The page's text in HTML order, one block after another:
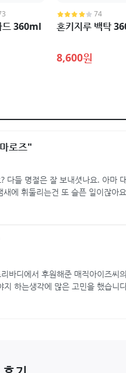
드 360ml
74
혼키지루 백탁
8,600원
로즈"
다들 명절은 잘 보내셧나요. 아마
에 휘둘리는건 또 슬픈 일이잖
바디에서 후원해준 매직아이즈
하는생각에 많은 고민을 했습